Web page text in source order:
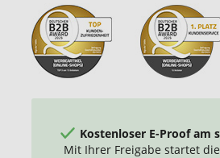
Kostenloser E-Proof am
Mit Ihrer Freigabe startet